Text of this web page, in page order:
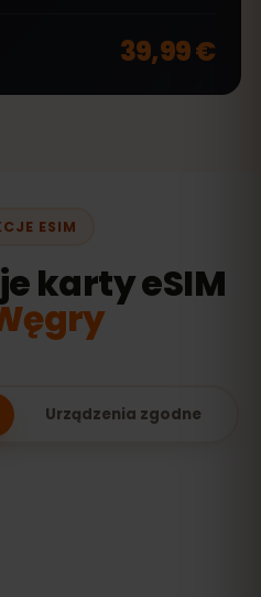
39,99 €
ESIM
karty eSIM
Urządzenia zgodne